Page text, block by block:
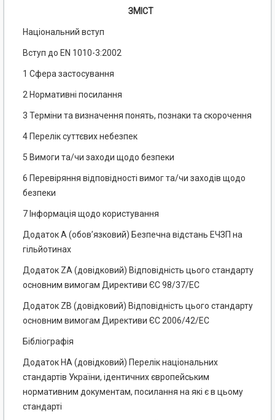
ЗМІСТ
Національний вступ
Вступ до EN 1010-3:2002
1 Сфера застосування
2 Нормативні посилання
3 Терміни та визначення понять, познаки та скорочення
4 Перелік суттєвих небезпек
5 Вимоги та/чи заходи щодо безпеки
6 Перевіряння відповідності вимог та/чи заходів щодо
безпеки
7 Інформація щодо користування
Додаток А (обов’язковий) Безпечна відстань ЕЧЗП на
гільйотинах
Додаток ZA (довідковий) Відповідність цього стандарту
основним вимогам Директиви ЄС 98/37/ЕС
Додаток ZB (довідковий) Відповідність цього стандарту
основним вимогам Директиви ЄС 2006/42/ЕС
Бібліографія
Додаток НА (довідковий) Перелік національних
стандартів України, ідентичних європейським
нормативним документам, посилання на які є в цьому
стандарті